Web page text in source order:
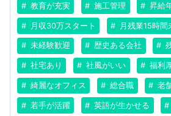
教育が充実 施工管理 昇給
月収30万スタート 月残業15時間
未経験歓迎 歴史ある会社
社宅あり 社風がいい 福利
綺麗なオフィス 総合職 老
若手が活躍 英語が生かせる